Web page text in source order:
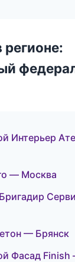
Интерьер
— Москва
— Брянск
Фасад Finish